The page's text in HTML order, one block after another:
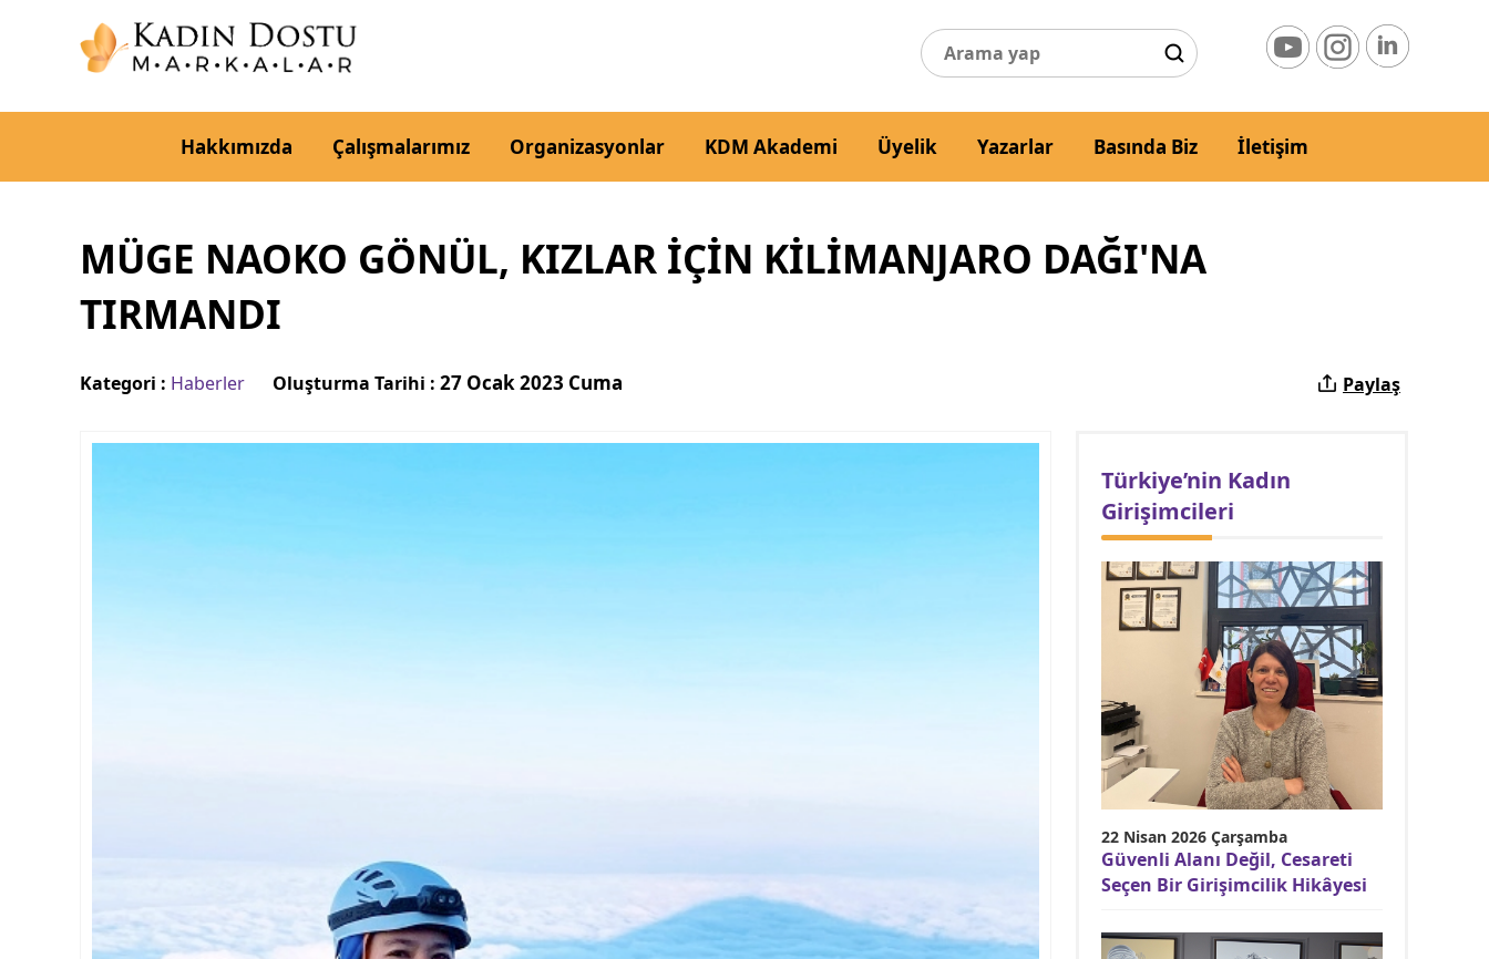
Hakkımızda Çalışmalarımız Organizasyonlar KDM Akademi Üyelik Yazarlar Basında Biz İletişim
MÜGE NAOKO GÖNÜL, KIZLAR İÇİN KİLİMANJARO DAĞI'NA
TIRMANDI
Kategori : Haberler Oluşturma Tarihi : 27 Ocak 2023 Cuma Paylaş
Türkiye’nin Kadın
Girişimcileri
22 Nisan 2026 Çarşamba
Güvenli Alanı Değil, Cesareti
Seçen Bir Girişimcilik Hikâyesi